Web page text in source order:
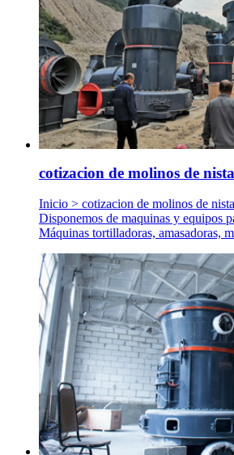
cotizacion de molinos de
Inicio > cotizacion de molinos de
Disponemos de maquinas y equipos
Máquinas tortilladoras, amasadoras,